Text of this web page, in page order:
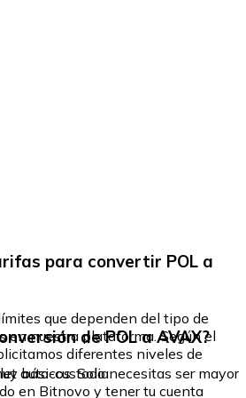
para convertir POL a
que dependen del tipo de
en nuestra plataforma. Según el
diferentes niveles de
de POL a AVAX?
básicos. Solo necesitas ser mayor
en Bitnovo y tener tu cuenta
auto-custodia